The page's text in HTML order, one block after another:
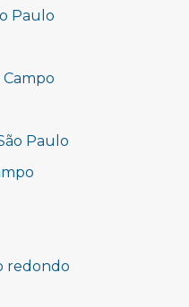
Paulo
Paulo
redondo